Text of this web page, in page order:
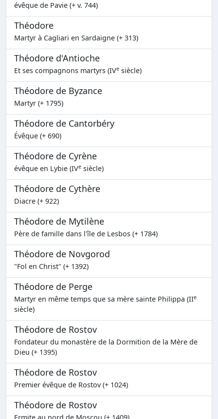
évêque de Pavie (+ v. 744)
Théodore
Martyr à Cagliari en Sardaigne (+ 313)
Théodore d'Antioche
Et ses compagnons martyrs (IVe siècle)
Théodore de Byzance
Martyr (+ 1795)
Théodore de Cantorbéry
Évêque (+ 690)
Théodore de Cyrène
évêque en Lybie (IVe siècle)
Théodore de Cythère
Diacre (+ 922)
Théodore de Mytilène
Père de famille dans l'île de Lesbos (+ 1784)
Théodore de Novgorod
"Fol en Christ" (+ 1392)
Théodore de Perge
Martyr en même temps que sa mère sainte Philippa (IIe
siècle)
Théodore de Rostov
Fondateur du monastère de la Dormition de la Mère de
Dieu (+ 1395)
Théodore de Rostov
Premier évêque de Rostov (+ 1024)
Théodore de Rostov